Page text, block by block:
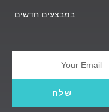
במבצעים חדשים
Email
שלח